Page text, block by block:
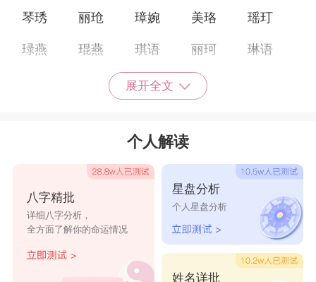
琴琇 丽玱 璋婉 美珞 瑶玎
琭燕 琨燕 琪语 丽珂 琳语
瑶玞 瑛语
展开全文
个人解读
八字精批
详细八字分析，
全方面了解你的命运情况
星盘分析
个人星盘分析
姓名详批